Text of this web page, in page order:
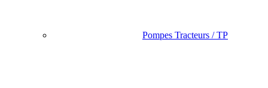
Pompes Tracteurs / TP